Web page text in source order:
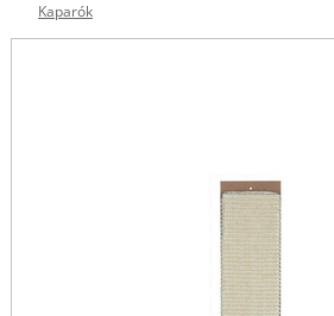
Kaparók